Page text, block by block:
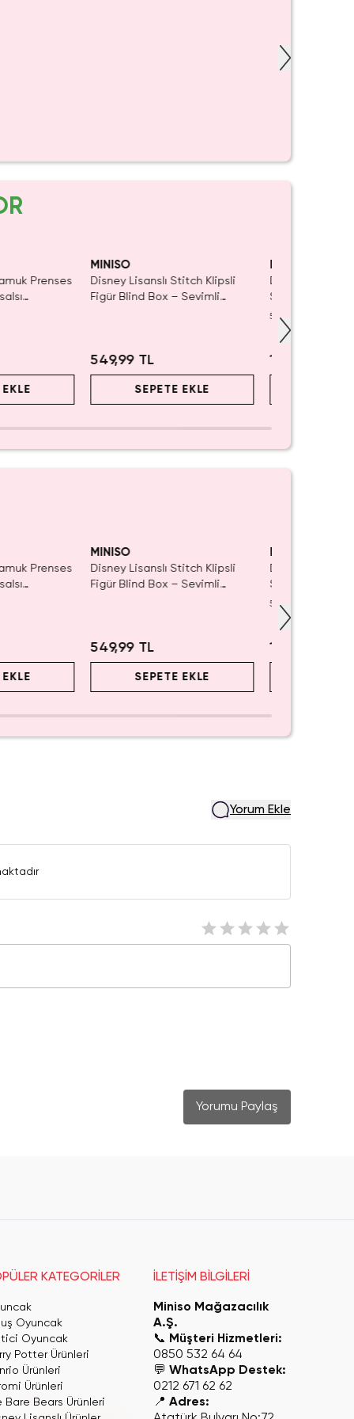
Prenses
EKLE
MINISO
Disney Lisanslı Stitch Klipsli
Figür Blind Box – Sevimli
549,99 TL
SEPETE EKLE
Disney Lisanslı
Serisi Sürpriz
Koleksiyonluk
5.0
1.699,99 TL
Prenses
EKLE
MINISO
Disney Lisanslı Stitch Klipsli
Figür Blind Box – Sevimli
549,99 TL
SEPETE EKLE
Disney Lisanslı
Serisi Sürpriz
Koleksiyonluk
5.0
1.699,99 TL
Yorum Ekle
Yorumu Paylaş
KATEGORİLER
Oyuncak
Oyuncak
Potter Ürünleri
Ürünleri
Ürünleri
Bare Bears Ürünleri
İLETİŞİM BİLGİLERİ
Miniso Mağazacılık
A.Ş.
📞 Müşteri Hizmetleri:
0850 532 64 64
💬WhatsApp Destek:
0212 671 62 62
📍Adres: